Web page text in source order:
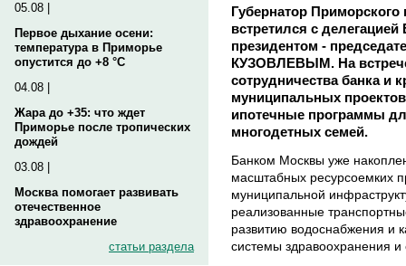
05.08 |
Первое дыхание осени:
температура в Приморье
опустится до +8 °C
04.08 |
Жара до +35: что ждет
Приморье после тропических
дождей
03.08 |
Москва помогает развивать
отечественное
здравоохранение
статьи раздела
Губернатор
встретился с
президентом -
КУЗОВЛЕВЫМ. На
сотрудничества банка и
муниципальных
ипотечные программы
многодетных семей.
Банком Москвы уже
масштабных ресурсоемких
муниципальной
реализованные
развитию водоснабжения и
системы здравоохранения